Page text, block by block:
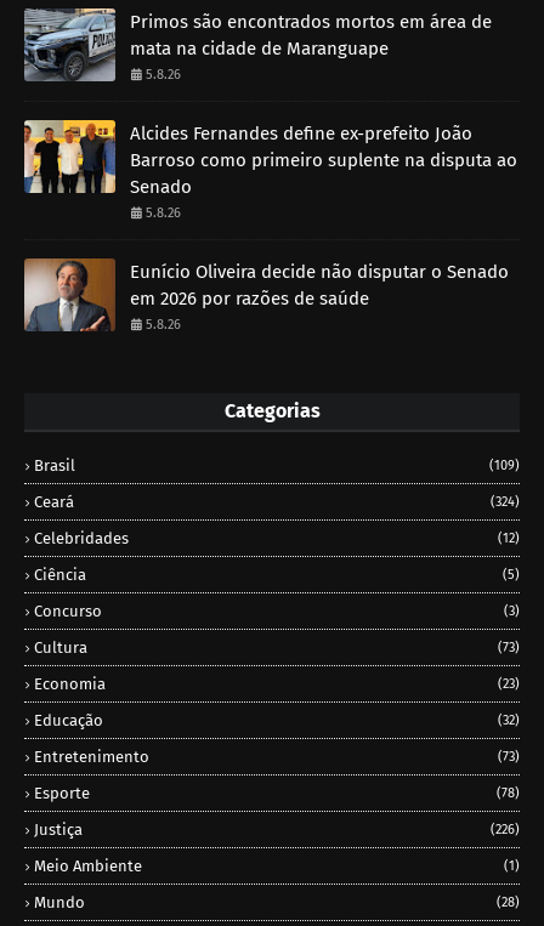
Primos são encontrados mortos em área de
mata na cidade de Maranguape
5.8.26
Alcides Fernandes define ex-prefeito João
Barroso como primeiro suplente na disputa ao
Senado
5.8.26
Eunício Oliveira decide não disputar o Senado
em 2026 por razões de saúde
5.8.26
Categorias
Brasil (109)
Ceará (324)
Celebridades (12)
Ciência (5)
Concurso (3)
Cultura (73)
Economia (23)
Educação (32)
Entretenimento (73)
Esporte (78)
Justiça (226)
Meio Ambiente (1)
Mundo (28)